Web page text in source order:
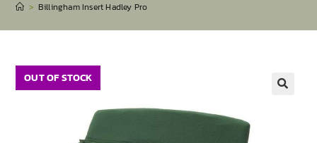
> Billingham Insert Hadley Pro
OUT OF STOCK